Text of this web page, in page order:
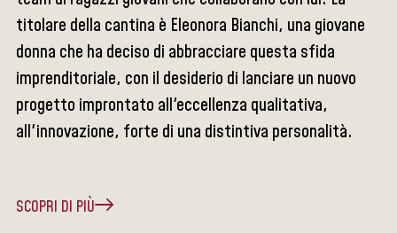
titolare della cantina è Eleonora Bianchi, una giovane
donna che ha deciso di abbracciare questa sfida
imprenditoriale, con il desiderio di lanciare un nuovo
progetto improntato all'eccellenza qualitativa,
all'innovazione, forte di una distintiva personalità.
SCOPRI DI PIÙ